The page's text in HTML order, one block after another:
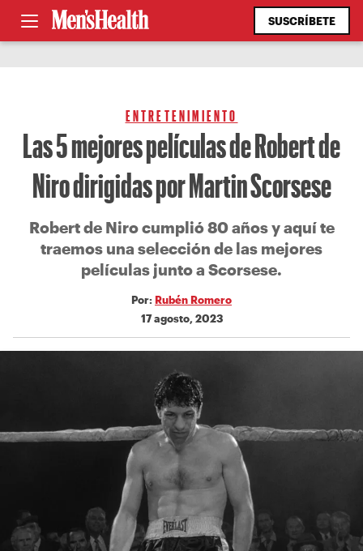
SUSCRÍBETE
ENTRETENIMIENTO
Las 5 mejores películas de Robert de
Niro dirigidas por Martin Scorsese
Robert de Niro cumplió 80 años y aquí te
traemos una selección de las mejores
películas junto a Scorsese.
Por: Rubén Romero
17 agosto, 2023